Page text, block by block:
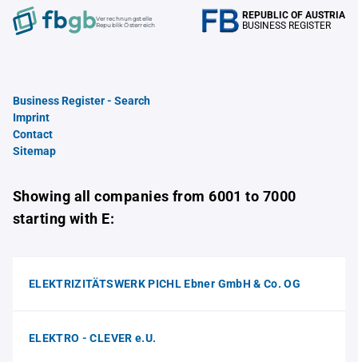
Verrechnungstelle
Republik Österreich
REPUBLIC OF AUSTRIA
BUSINESS REGISTER
Business Register - Search
Imprint
Contact
Sitemap
Showing all companies from 6001 to 7000
starting with E:
ELEKTRIZITÄTSWERK PICHL Ebner GmbH & Co. OG
ELEKTRO - CLEVER e.U.